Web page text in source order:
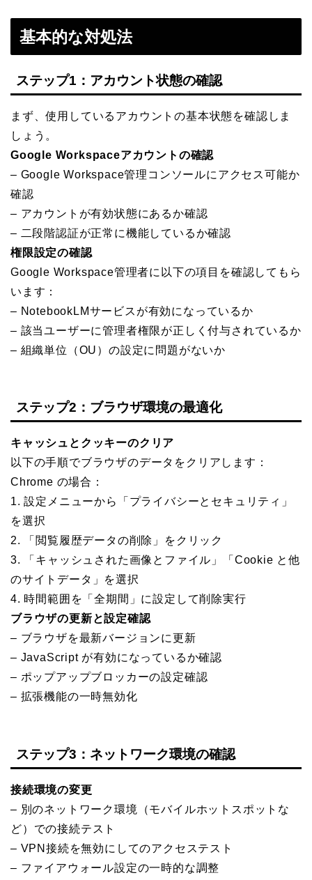
基本的な対処法
ステップ1：アカウント状態の確認
まず、使用しているアカウントの基本状態を確認しま
しょう。
Google Workspaceアカウントの確認
– Google Workspace管理コンソールにアクセス可能か
確認
– アカウントが有効状態にあるか確認
– 二段階認証が正常に機能しているか確認
権限設定の確認
Google Workspace管理者に以下の項目を確認してもら
います：
– NotebookLMサービスが有効になっているか
– 該当ユーザーに管理者権限が正しく付与されているか
– 組織単位（OU）の設定に問題がないか
ステップ2：ブラウザ環境の最適化
キャッシュとクッキーのクリア
以下の手順でブラウザのデータをクリアします：
Chrome の場合：
1. 設定メニューから「プライバシーとセキュリティ」
を選択
2. 「閲覧履歴データの削除」をクリック
3. 「キャッシュされた画像とファイル」「Cookie と他
のサイトデータ」を選択
4. 時間範囲を「全期間」に設定して削除実行
ブラウザの更新と設定確認
– ブラウザを最新バージョンに更新
– JavaScript が有効になっているか確認
– ポップアップブロッカーの設定確認
– 拡張機能の一時無効化
ステップ3：ネットワーク環境の確認
接続環境の変更
– 別のネットワーク環境（モバイルホットスポットな
ど）での接続テスト
– VPN接続を無効にしてのアクセステスト
– ファイアウォール設定の一時的な調整